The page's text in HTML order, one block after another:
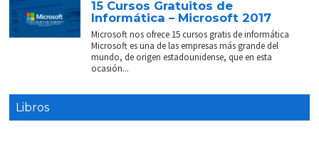
15 Cursos Gratuitos de
Informática – Microsoft 2017
Microsoft nos ofrece 15 cursos gratis de informática
Microsoft es una de las empresas más grande del
mundo, de origen estadounidense, que en esta
ocasión...
Libros